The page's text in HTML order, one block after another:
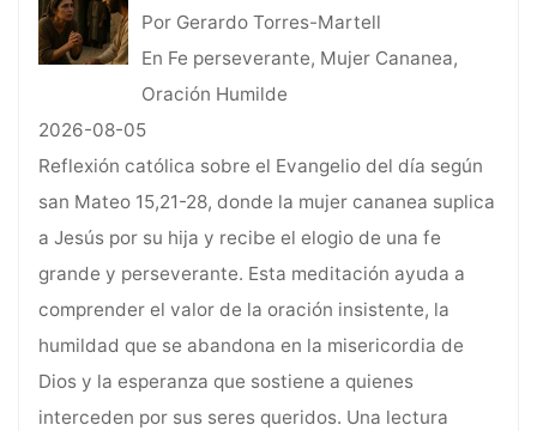
Por Gerardo Torres-Martell
En Fe perseverante, Mujer Cananea,
Oración Humilde
2026-08-05
Reflexión católica sobre el Evangelio del día según
san Mateo 15,21-28, donde la mujer cananea suplica
a Jesús por su hija y recibe el elogio de una fe
grande y perseverante. Esta meditación ayuda a
comprender el valor de la oración insistente, la
humildad que se abandona en la misericordia de
Dios y la esperanza que sostiene a quienes
interceden por sus seres queridos. Una lectura